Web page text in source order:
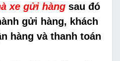
xe gửi hàng sau đó
gửi hàng, khách
hàng và thanh toán